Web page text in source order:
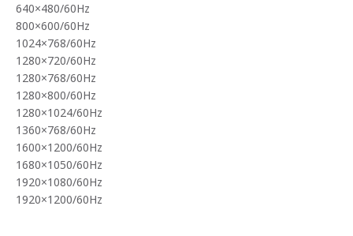
640×480/60Hz
800×600/60Hz
1024×768/60Hz
1280×720/60Hz
1280×768/60Hz
1280×800/60Hz
1280×1024/60Hz
1360×768/60Hz
1600×1200/60Hz
1680×1050/60Hz
1920×1080/60Hz
1920×1200/60Hz